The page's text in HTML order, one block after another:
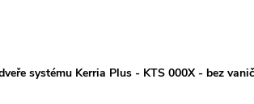
systému Kerria Plus - KTS 000X - bez